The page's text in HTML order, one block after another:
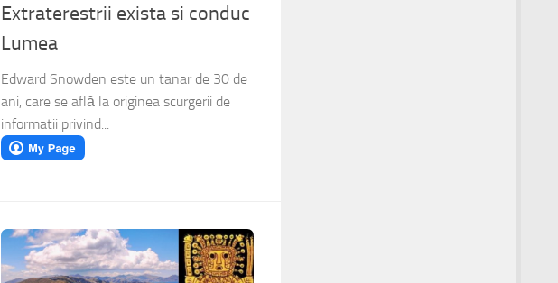
Extraterestrii exista si conduc
Lumea
Edward Snowden este un tanar de 30 de
ani, care se află la originea scurgerii de
informatii privind...